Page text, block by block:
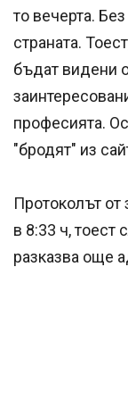
то вечерта.
страната.
бъдат видени
професията.
"бродят" из
Протоколът от
в 8:33 ч, тоест
разказва още